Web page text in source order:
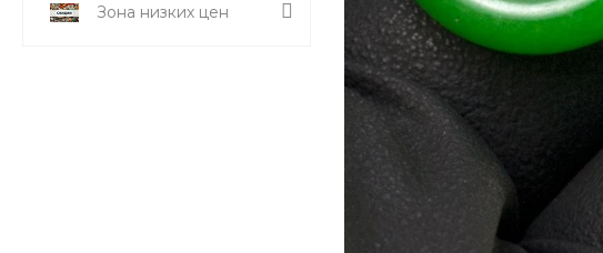
Зона низких цен